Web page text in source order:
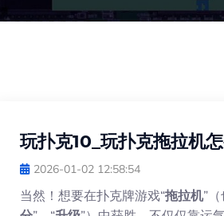
玩扑克10_玩扑克拖拉机
2026-01-02 12:58:54
当然！想要在扑克牌游戏“拖拉机”